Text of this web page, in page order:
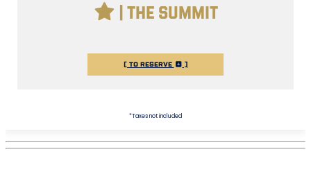
| THE SUMMIT
[ TO RESERVE ]
*Taxes not included